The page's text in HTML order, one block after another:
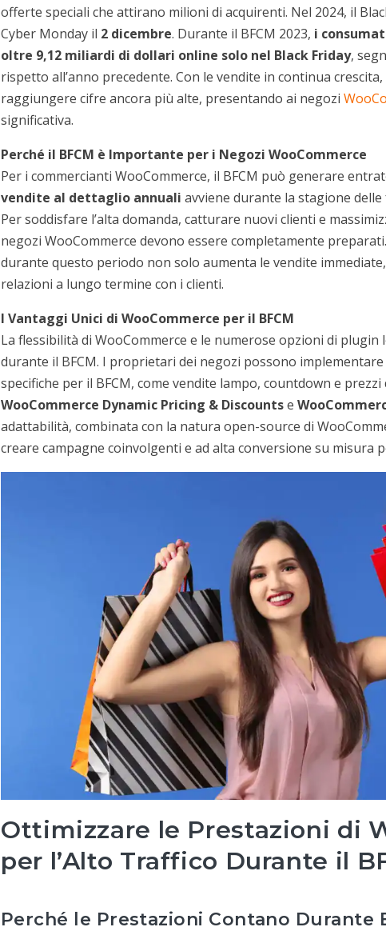
offerte speciali che attirano milioni di acquirenti. Nel 2024, il
Cyber Monday il 2 dicembre. Durante il BFCM 2023, i
oltre 9,12 miliardi di dollari online solo nel Black Friday,
rispetto all’anno precedente. Con le vendite in continua crescita,
raggiungere cifre ancora più alte, presentando ai negozi
significativa.
Perché il BFCM è Importante per i Negozi WooCommerce
Per i commercianti WooCommerce, il BFCM può generare
vendite al dettaglio annuali avviene durante la stagione delle
Per soddisfare l’alta domanda, catturare nuovi clienti e
negozi WooCommerce devono essere completamente
durante questo periodo non solo aumenta le vendite
relazioni a lungo termine con i clienti.
I Vantaggi Unici di WooCommerce per il BFCM
La flessibilità di WooCommerce e le numerose opzioni di plugin
durante il BFCM. I proprietari dei negozi possono
specifiche per il BFCM, come vendite lampo, countdown e
WooCommerce Dynamic Pricing & Discountse
adattabilità, combinata con la natura open-source di
creare campagne coinvolgenti e ad alta conversione su misura
Ottimizzare le Prestazioni di
per l’Alto Traffico Durante il
Perché le Prestazioni Contano Durante